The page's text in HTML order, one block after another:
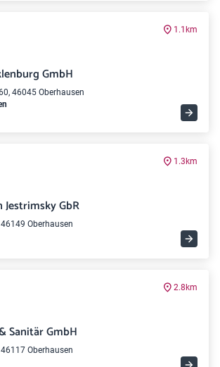
1.1km
GmbH
46045 Oberhausen
1.3km
GbR
Oberhausen
2.8km
Sanitär GmbH
Oberhausen